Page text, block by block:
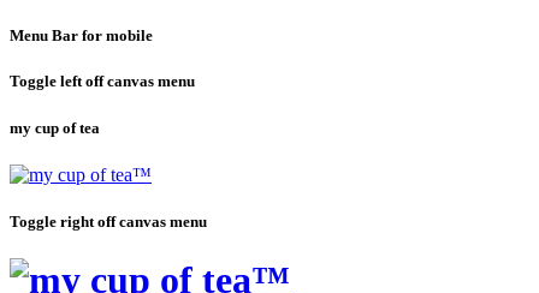
Menu Bar for mobile
Toggle left off canvas menu
my cup of tea
Toggle right off canvas menu